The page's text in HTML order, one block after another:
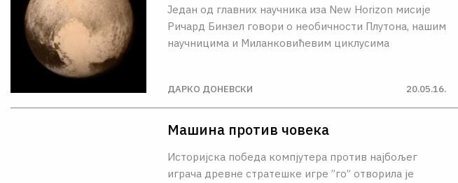
Један од главних научника иза New Horizon мисије
Ричард Бинзел говори о необичности Плутона, нашим
научницима и Миланковићевим циклусима
ДАРКО ДОНЕВСКИ 20.05.16.
Машина против човека
Историјска победа компјутера против најбољег
играча древне стратешке игре ”го” отворила је